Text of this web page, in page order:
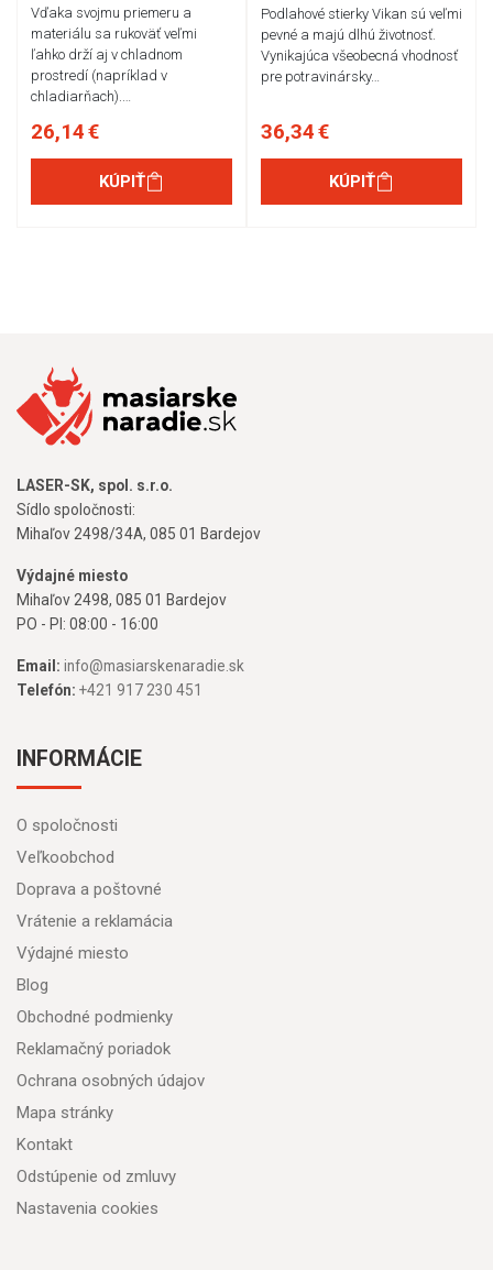
Vďaka svojmu priemeru a
materiálu sa rukoväť veľmi
ľahko drží aj v chladnom
prostredí (napríklad v
chladiarňach).…
26,14 €
KÚPIŤ
Podlahové stierky Vikan sú veľmi
pevné a majú dlhú životnosť.
Vynikajúca všeobecná vhodnosť
pre potravinársky…
36,34 €
KÚPIŤ
LASER-SK, spol. s.r.o.
Sídlo spoločnosti:
Mihaľov 2498/34A, 085 01 Bardejov
Výdajné miesto
Mihaľov 2498, 085 01 Bardejov
PO - PI: 08:00 - 16:00
Email: info@masiarskenaradie.sk
Telefón: +421 917 230 451
INFORMÁCIE
O spoločnosti
Veľkoobchod
Doprava a poštovné
Vrátenie a reklamácia
Výdajné miesto
Blog
Obchodné podmienky
Reklamačný poriadok
Ochrana osobných údajov
Mapa stránky
Kontakt
Odstúpenie od zmluvy
Nastavenia cookies